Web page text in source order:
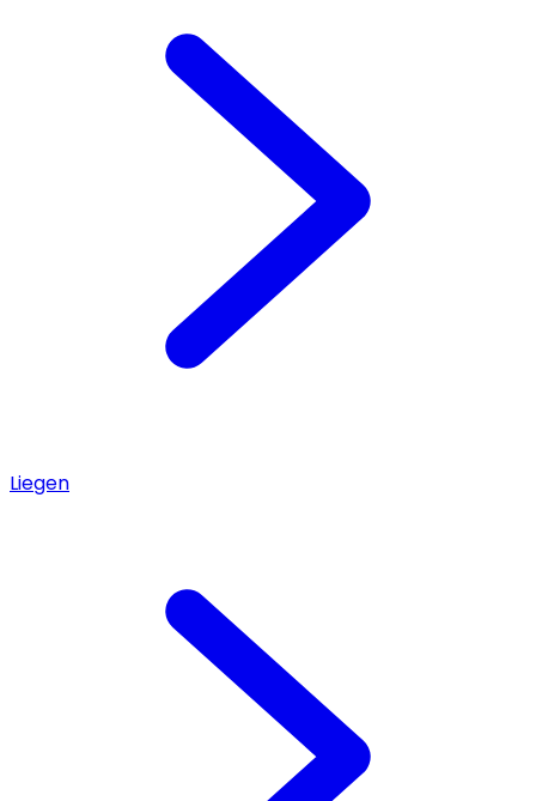
Liegen